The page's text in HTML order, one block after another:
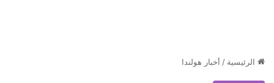
الرئيسية / أخبار هولندا